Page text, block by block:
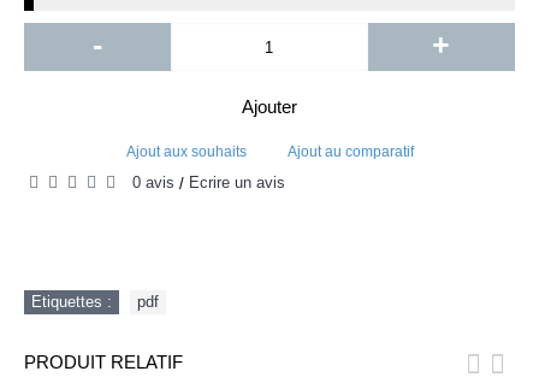
- +
Ajouter
Ajout aux souhaits Ajout au comparatif
0 avis / Écrire un avis
Etiquettes : pdf
PRODUIT RELATIF